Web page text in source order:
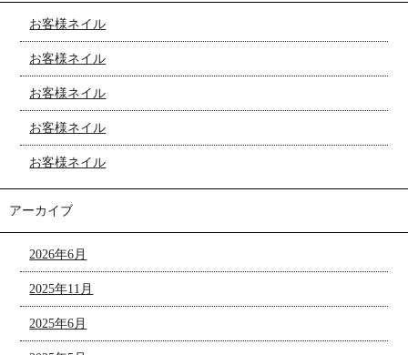
お客様ネイル
お客様ネイル
お客様ネイル
お客様ネイル
お客様ネイル
アーカイブ
2026年6月
2025年11月
2025年6月